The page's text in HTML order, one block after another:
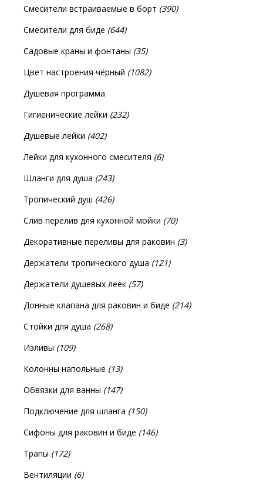
Смесители встраиваемые в борт (390)
Смесители для биде (644)
Садовые краны и фонтаны (35)
Цвет настроения чёрный (1082)
Душевая программа
Гигиенические лейки (232)
Душевые лейки (402)
Лейки для кухонного смесителя (6)
Шланги для душа (243)
Тропический душ (426)
Слив перелив для кухонной мойки (70)
Декоративные переливы для раковин (3)
Держатели тропического душа (121)
Держатели душевых леек (57)
Донные клапана для раковин и биде (214)
Стойки для душа (268)
Изливы (109)
Колонны напольные (13)
Обвязки для ванны (147)
Подключение для шланга (150)
Сифоны для раковин и биде (146)
Трапы (172)
Вентиляции (6)